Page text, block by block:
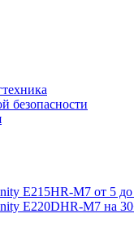
безопасности